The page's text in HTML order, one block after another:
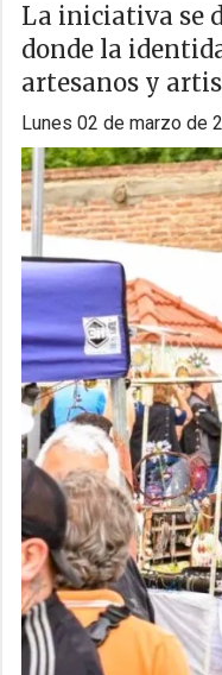
La iniciativa se
donde la
artesanos y
lunes 02 de marzo de